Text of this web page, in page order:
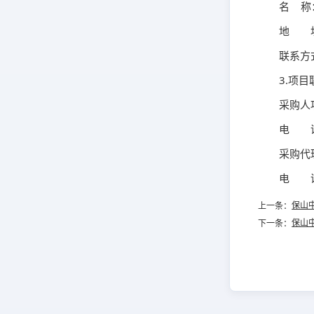
名 称
地 址
联系
3.项目
采购人
电 话
采购
电 话
上一条：保山
下一条：保山